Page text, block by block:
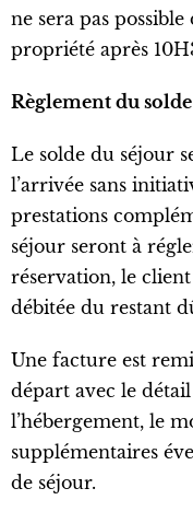
ne sera pas
propriété après
Règlement du
Le solde du séjour
l’arrivée sans
prestations
séjour seront à
réservation, le
débitée du restant
Une facture est
départ avec le
l’hébergement, le
supplémentaires
de séjour.